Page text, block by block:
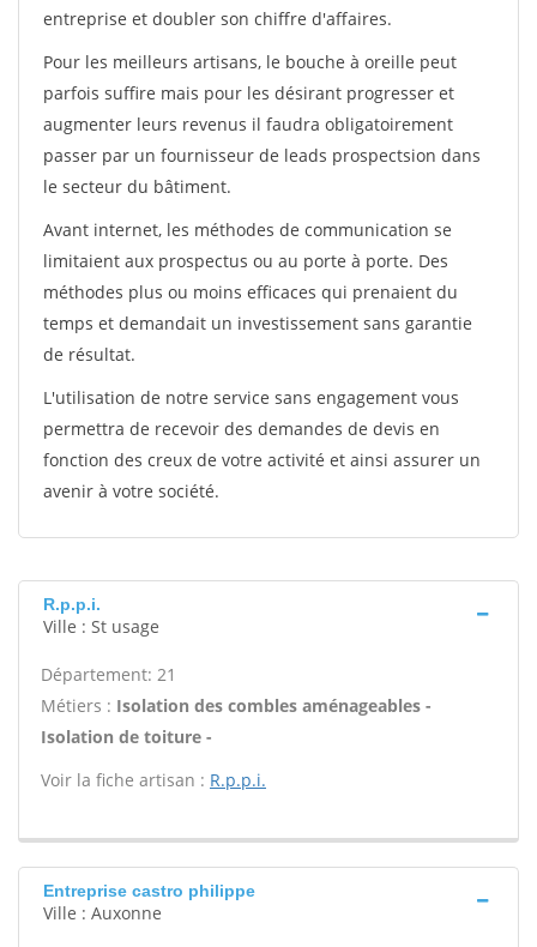
entreprise et doubler son chiffre d'affaires.
Pour les meilleurs artisans, le bouche à oreille peut
parfois suffire mais pour les désirant progresser et
augmenter leurs revenus il faudra obligatoirement
passer par un fournisseur de leads prospectsion dans
le secteur du bâtiment.
Avant internet, les méthodes de communication se
limitaient aux prospectus ou au porte à porte. Des
méthodes plus ou moins efficaces qui prenaient du
temps et demandait un investissement sans garantie
de résultat.
L'utilisation de notre service sans engagement vous
permettra de recevoir des demandes de devis en
fonction des creux de votre activité et ainsi assurer un
avenir à votre société.
R.p.p.i.
Ville : St usage
Département: 21
Métiers : Isolation des combles aménageables -
Isolation de toiture -
Voir la fiche artisan : R.p.p.i.
Entreprise castro philippe
Ville : Auxonne